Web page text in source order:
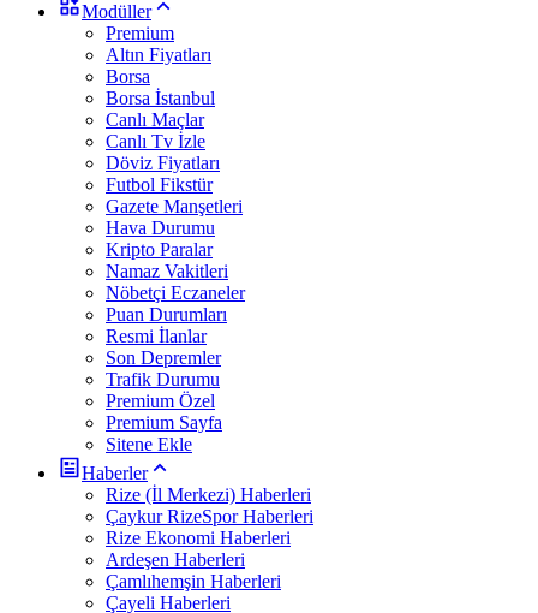
Modüller
Premium
Altın Fiyatları
Borsa
Borsa İstanbul
Canlı Maçlar
Canlı Tv İzle
Döviz Fiyatları
Futbol Fikstür
Gazete Manşetleri
Hava Durumu
Kripto Paralar
Namaz Vakitleri
Nöbetçi Eczaneler
Puan Durumları
Resmi İlanlar
Son Depremler
Trafik Durumu
Premium Özel
Premium Sayfa
Sitene Ekle
Haberler
Rize (İl Merkezi) Haberleri
Çaykur RizeSpor Haberleri
Rize Ekonomi Haberleri
Ardeşen Haberleri
Çamlıhemşin Haberleri
Çayeli Haberleri